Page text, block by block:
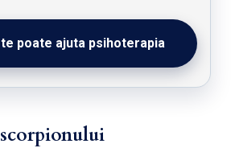
poate ajuta psihoterapia